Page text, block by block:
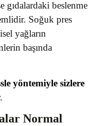
gıdalardaki beslenme
Soğuk pres
yağların
başında
yöntemiyle sizlere
Normal